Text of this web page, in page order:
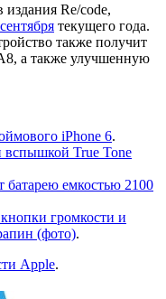
Re/code,
текущего года.
также получит
а также улучшенную
iPhone 6.
вспышкой True Tone
емкостью 2100
громкости и
(фото).
Apple.